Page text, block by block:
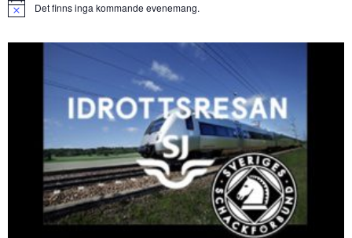
Notice Det finns inga kommande evenemang.